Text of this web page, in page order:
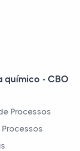
químico - CBO
Processos